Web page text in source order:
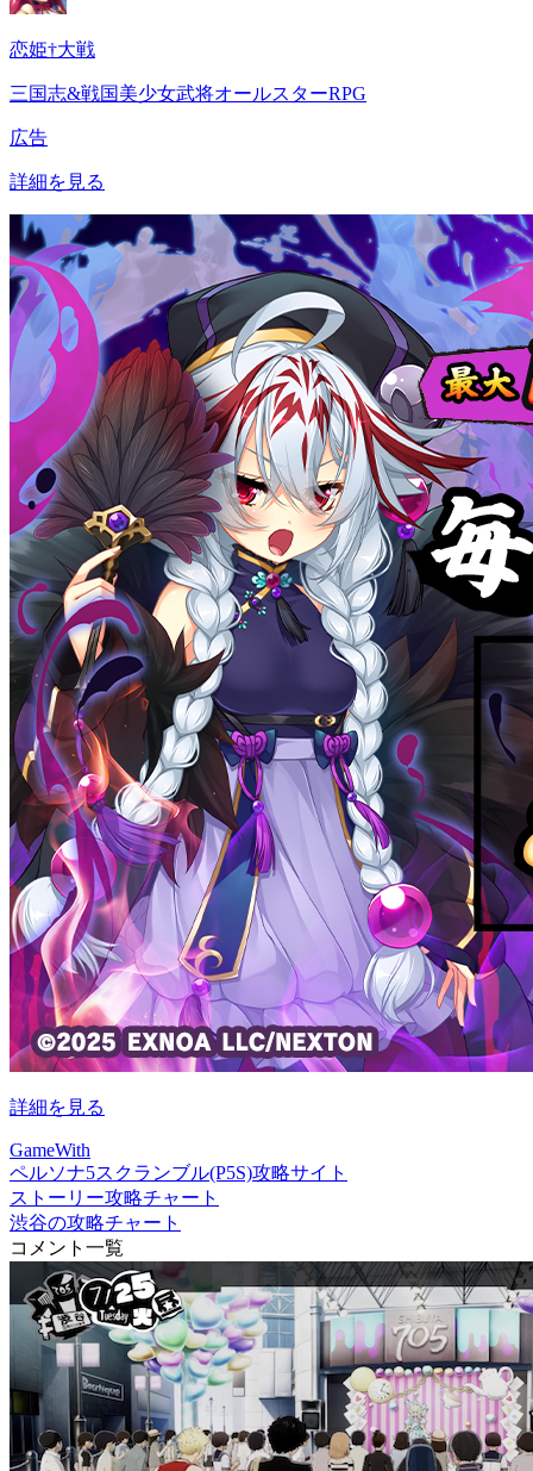
恋姫†大戦
三国志&戦国美少女武将オールスターRPG
広告
詳細を見る
詳細を見る
GameWith
ペルソナ5スクランブル(P5S)攻略サイト
ストーリー攻略チャート
渋谷の攻略チャート
コメント一覧